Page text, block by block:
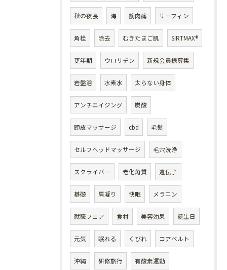
秋の夜長 海 筋肉痛 サーフィン
角栓 除去 むきたまご肌 SIRTMAX®
更年期 ウロリチン 新規会員様募集
岩盤浴 水素水 太らない身体
アンチエイジング 炭酸
頭皮マッサージ cbd 毛髪
セルフヘッドマッサージ 毛穴洗浄
スクライバー 老化角質 遺伝子
基礎 肩凝り 快眠 メラニン
就職フェア 食材 美容効果 誕生日
元気 眠れる くびれ コアベルト
沖縄 研修旅行 有酸素運動